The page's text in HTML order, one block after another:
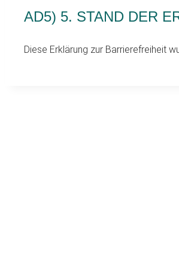
AD5) 5. STAND DER
Diese Erklärung zur Barrierefreiheit